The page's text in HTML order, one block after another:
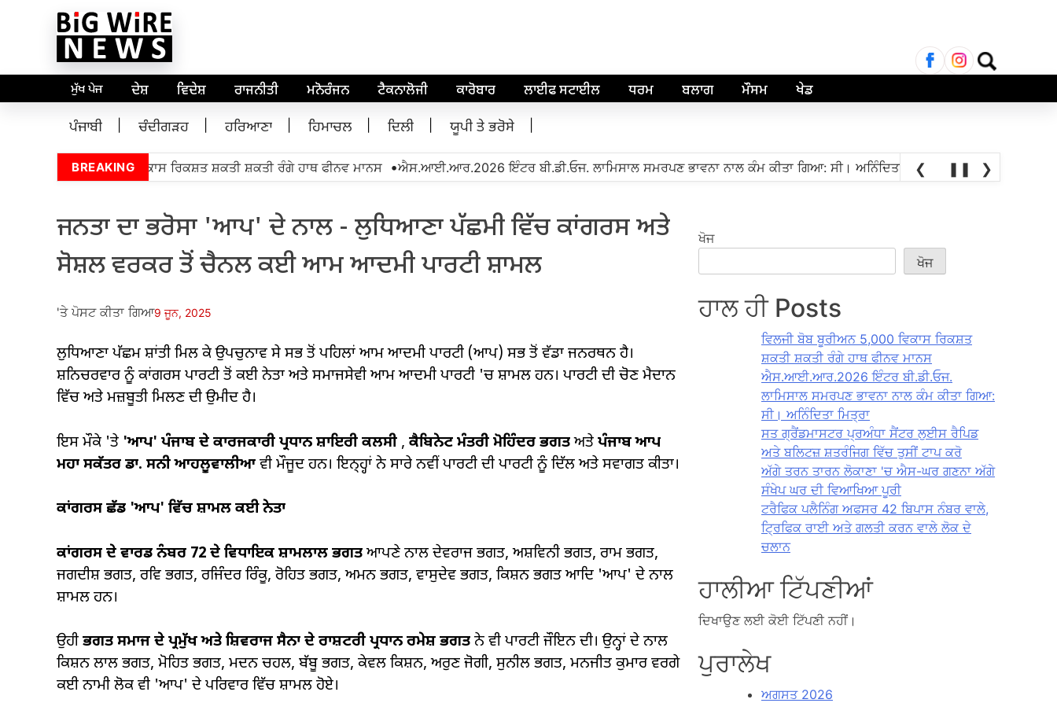
ਲਈ
ਖੋਜ:
ਮੁੱਖ ਪੇਜ ਦੇਸ਼ ਵਿਦੇਸ਼ ਰਾਜਨੀਤੀ ਮਨੋਰੰਜਨ ਟੈਕਨਾਲੋਜੀ ਕਾਰੋਬਾਰ ਲਾਈਫ ਸਟਾਈਲ ਧਰਮ ਬਲਾਗ ਮੌਸਮ ਖੇਡ
ਪੰਜਾਬੀ ਚੰਦੀਗੜਹ ਹਰਿਆਣਾ ਹਿਮਾਚਲ ਦਿਲੀ ਯੂਪੀ ਤੇ ਭਰੋਸੇ
BREAKING
ਬੋਬ ਬੂਰੀਅਨ 5,000 ਵਿਕਾਸ ਰਿਕਸ਼ਤ ਸ਼ਕਤੀ ਸ਼ਕਤੀ ਰੰਗੇ ਹਾਥ ਫੀਨਵ ਮਾਨਸ •ਐਸ.ਆਈ.ਆਰ.2026 ਇੰਟਰ ਬੀ.ਡੀ.ਓਜ. ਲਾਮਿਸਾਲ ਸਮਰਪਣ ਭਾਵਨਾ ਨਾਲ ਕੰਮ ਕੀਤਾ ਗਿਆ: ਸੀ। ਅਨਿੰਦਿਤਾ ਮਿਤ੍ਰਾ • ਸਤ ਗ੍ਰੈਂਡਮਾਸਟਰ
❮ ❚❚ ❯
ਜਨਤਾ ਦਾ ਭਰੋਸਾ 'ਆਪ' ਦੇ ਨਾਲ - ਲੁਧਿਆਣਾ ਪੱਛਮੀ ਵਿੱਚ ਕਾਂਗਰਸ ਅਤੇ
ਸੋਸ਼ਲ ਵਰਕਰ ਤੋਂ ਚੈਨਲ ਕਈ ਆਮ ਆਦਮੀ ਪਾਰਟੀ ਸ਼ਾਮਲ
'ਤੇ ਪੋਸਟ ਕੀਤਾ ਗਿਆ9 ਜੂਨ, 2025
ਲੁਧਿਆਣਾ ਪੱਛਮ ਸ਼ਾਂਤੀ ਮਿਲ ਕੇ ਉਪਚੁਨਾਵ ਸੇ ਸਭ ਤੋਂ ਪਹਿਲਾਂ ਆਮ ਆਦਮੀ ਪਾਰਟੀ (ਆਪ) ਸਭ ਤੋਂ ਵੱਡਾ ਜਨਰਥਨ ਹੈ।
ਸ਼ਨਿਚਰਵਾਰ ਨੂੰ ਕਾਂਗਰਸ ਪਾਰਟੀ ਤੋਂ ਕਈ ਨੇਤਾ ਅਤੇ ਸਮਾਜਸੇਵੀ ਆਮ ਆਦਮੀ ਪਾਰਟੀ 'ਚ ਸ਼ਾਮਲ ਹਨ। ਪਾਰਟੀ ਦੀ ਚੋਣ ਮੈਦਾਨ
ਵਿੱਚ ਅਤੇ ਮਜ਼ਬੂਤੀ ਮਿਲਣ ਦੀ ਉਮੀਦ ਹੈ।
ਇਸ ਮੌਕੇ 'ਤੇ 'ਆਪ' ਪੰਜਾਬ ਦੇ ਕਾਰਜਕਾਰੀ ਪ੍ਰਧਾਨ ਸ਼ਾਇਰੀ ਕਲਸੀ , ਕੈਬਿਨੇਟ ਮੰਤਰੀ ਮੋਹਿੰਦਰ ਭਗਤਅਤੇ ਪੰਜਾਬ ਆਪ
ਮਹਾ ਸਕੱਤਰ ਡਾ. ਸਨੀ ਆਹਲੂਵਾਲੀਆ ਵੀ ਮੌਜੂਦ ਹਨ। ਇਨ੍ਹ੍ਹਾਂ ਨੇ ਸਾਰੇ ਨਵੀਂ ਪਾਰਟੀ ਦੀ ਪਾਰਟੀ ਨੂੰ ਦਿੱਲ ਅਤੇ ਸਵਾਗਤ ਕੀਤਾ।
ਕਾਂਗਰਸ ਛੱਡ 'ਆਪ' ਵਿੱਚ ਸ਼ਾਮਲ ਕਈ ਨੇਤਾ
ਕਾਂਗਰਸ ਦੇ ਵਾਰਡ ਨੰਬਰ 72 ਦੇ ਵਿਧਾਇਕ ਸ਼ਾਮਲਾਲ ਭਗਤਆਪਣੇ ਨਾਲ ਦੇਵਰਾਜ ਭਗਤ, ਅਸ਼ਵਿਨੀ ਭਗਤ, ਰਾਮ ਭਗਤ,
ਜਗਦੀਸ਼ ਭਗਤ, ਰਵਿ ਭਗਤ, ਰਜਿੰਦਰ ਰਿੰਕੂ, ਰੋਹਿਤ ਭਗਤ, ਅਮਨ ਭਗਤ, ਵਾਸੁਦੇਵ ਭਗਤ, ਕਿਸ਼ਨ ਭਗਤ ਆਦਿ 'ਆਪ' ਦੇ ਨਾਲ
ਸ਼ਾਮਲ ਹਨ।
ਉਹੀ ਭਗਤ ਸਮਾਜ ਦੇ ਪ੍ਰਮੁੱਖ ਅਤੇ ਸ਼ਿਵਰਾਜ ਸੈਨਾ ਦੇ ਰਾਸ਼ਟਰੀ ਪ੍ਰਧਾਨ ਰਮੇਸ਼ ਭਗਤ ਨੇ ਵੀ ਪਾਰਟੀ ਜੌਇਨ ਦੀ। ਉਨ੍ਹਾਂ ਦੇ ਨਾਲ
ਕਿਸ਼ਨ ਲਾਲ ਭਗਤ, ਮੋਹਿਤ ਭਗਤ, ਮਦਨ ਚਹਲ, ਬੱਬੂ ਭਗਤ, ਕੇਵਲ ਕਿਸ਼ਨ, ਅਰੁਣ ਜੋਗੀ, ਸੁਨੀਲ ਭਗਤ, ਮਨਜੀਤ ਕੁਮਾਰ ਵਰਗੇ
ਕਈ ਨਾਮੀ ਲੋਕ ਵੀ 'ਆਪ' ਦੇ ਪਰਿਵਾਰ ਵਿੱਚ ਸ਼ਾਮਲ ਹੋਏ।
ਖੋਜ
ਖੋਜ
ਹਾਲ ਹੀ Posts
ਵਿਲਜੀ ਬੋਬ ਬੂਰੀਅਨ 5,000 ਵਿਕਾਸ ਰਿਕਸ਼ਤ
ਸ਼ਕਤੀ ਸ਼ਕਤੀ ਰੰਗੇ ਹਾਥ ਫੀਨਵ ਮਾਨਸ
ਐਸ.ਆਈ.ਆਰ.2026 ਇੰਟਰ ਬੀ.ਡੀ.ਓਜ.
ਲਾਮਿਸਾਲ ਸਮਰਪਣ ਭਾਵਨਾ ਨਾਲ ਕੰਮ ਕੀਤਾ ਗਿਆ:
ਸੀ। ਅਨਿੰਦਿਤਾ ਮਿਤ੍ਰਾ
ਸਤ ਗ੍ਰੈਂਡਮਾਸਟਰ ਪ੍ਰਅੰਧਾ ਸੈਂਟਰ ਲੁਈਸ ਰੈਪਿਡ
ਅਤੇ ਬਲਿਟਜ਼ ਸ਼ਤਰੰਜਿਗ ਵਿੱਚ ਤੁਸੀਂ ਟਾਪ ਕਰੋ
ਅੱਗੇ ਤਰਨ ਤਾਰਨ ਲੋਕਾਣਾ 'ਚ ਐਸ-ਘਰ ਗਣਨਾ ਅੱਗੇ
ਸੰਖੇਪ ਘਰ ਦੀ ਵਿਆਖਿਆ ਪੂਰੀ
ਟਰੈਫਿਕ ਪਲੈਨਿੰਗ ਅਫਸਰ 42 ਬਿਪਾਸ ਨੰਬਰ ਵਾਲੇ,
ਟ੍ਰਿਫਿਕ ਰਾਈ ਅਤੇ ਗਲਤੀ ਕਰਨ ਵਾਲੇ ਲੋਕ ਦੇ
ਚਲਾਨ
ਹਾਲੀਆ ਟਿੱਪਣੀਆਂ
ਦਿਖਾਉਣ ਲਈ ਕੋਈ ਟਿੱਪਣੀ ਨਹੀਂ।
ਪੁਰਾਲੇਖ
ਅਗਸਤ 2026